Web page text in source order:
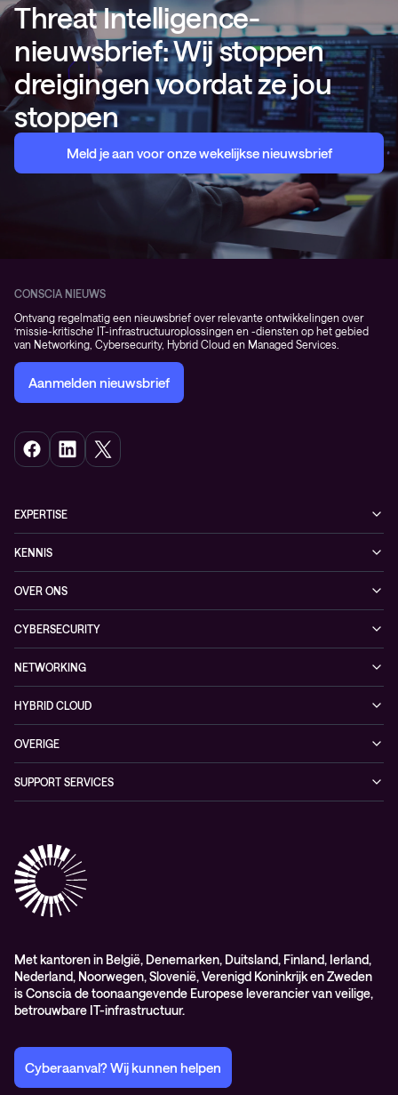
Threat Intelligence-
nieuwsbrief: Wij stoppen
dreigingen voordat ze jou
stoppen
Meld je aan voor onze wekelijkse nieuwsbrief
CONSCIA NIEUWS
Ontvang regelmatig een nieuwsbrief over relevante ontwikkelingen over
‘missie-kritische’ IT-infrastructuuroplossingen en -diensten op het gebied
van Networking, Cybersecurity, Hybrid Cloud en Managed Services.
Aanmelden nieuwsbrief
EXPERTISE
Networking
Hybrid Cloud
Observability
KENNIS
Events
Nieuws
Referenties
Whitepaper
OVER ONS
Partners
Duurzaamheid
Persruimte
CYBERSECURITY
Cybersecurity solutions
NETWORKING
Networking solutions
Consultancy
HYBRID CLOUD
OVERIGE
SUPPORT SERVICES
Met kantoren in België, Denemarken, Duitsland, Finland, Ierland,
Nederland, Noorwegen, Slovenië, Verenigd Koninkrijk en Zweden
is Conscia de toonaangevende Europese leverancier van veilige,
betrouwbare IT-infrastructuur.
Cyberaanval? Wij kunnen helpen